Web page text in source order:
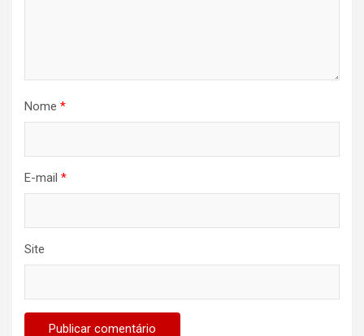
Nome *
E-mail *
Site